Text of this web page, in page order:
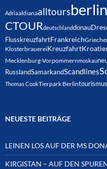
Adriaaldianaalltoursberlin
CTOURdeutschlanddonau
FlusskreuzfahrtFrankreich
KlosterbrauereiKreuzfahrt
Mecklenburg-Vorpommernmoskau
RusslandSamarkandScandlines
Thomas CookTierpark Berlintourismus
NEUESTE BEITRÄGE
LEINEN LOS AUF DER MS
KIRGISTAN – AUF DEN